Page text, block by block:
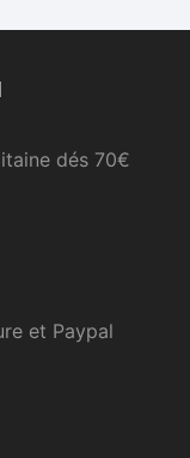
dés 70€
et Paypal